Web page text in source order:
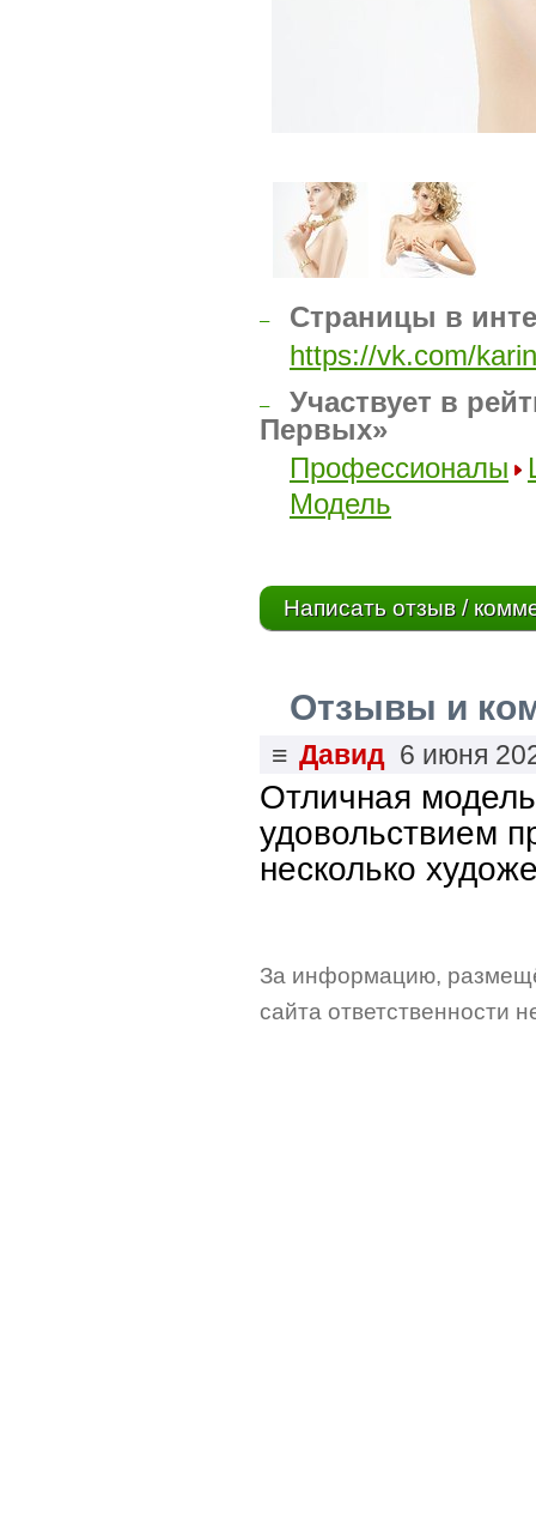
–
Страницы в
https://vk.com/
–
Участвует в
Первых»
Профессионалы
Модель
Написать отзыв /
Отзывы и
≡ Давид 6 июня
Отличная
удовольствием
несколько
За информацию,
сайта ответственности